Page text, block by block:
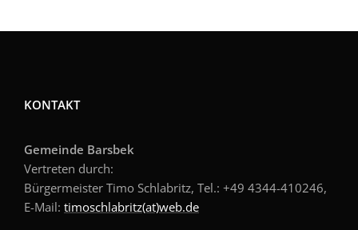
KONTAKT
Gemeinde Barsbek
Vertreten durch:
Bürgermeister Timo Schlabritz, Tel.: +49 4344-410246,
E-Mail: timoschlabritz(at)web.de